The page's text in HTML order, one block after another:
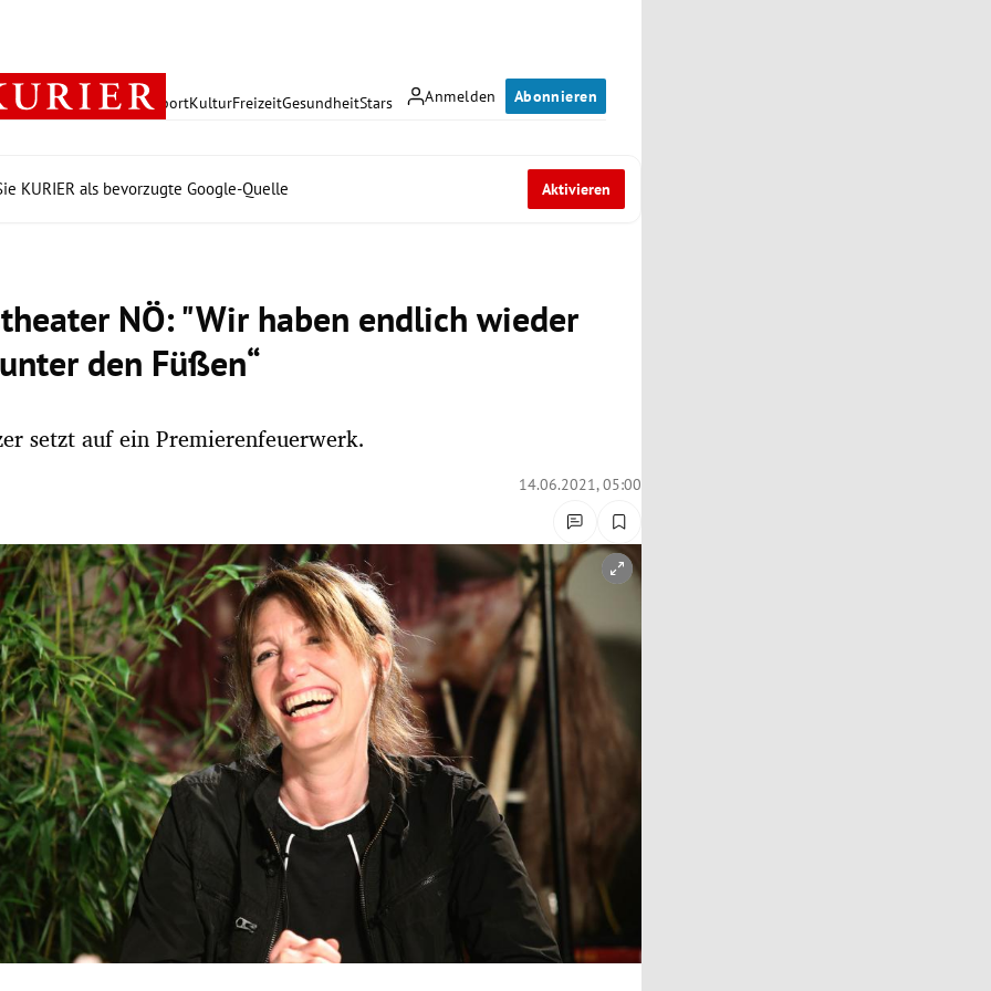
Anmelden Abonnieren
PolitikWirtschaft SportKulturFreizeitGesundheitStars
KURIER als bevorzugte Google-Quelle Aktivieren
NÖ: "Wir haben endlich wieder
den Füßen“
setzt auf ein Premierenfeuerwerk.
14.06.2021, 05:00
öffnen/schließen